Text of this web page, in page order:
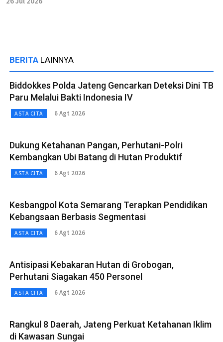
BERITA LAINNYA
Biddokkes Polda Jateng Gencarkan Deteksi Dini TB
Paru Melalui Bakti Indonesia IV
ASTA CITA 6 Agt 2026
Dukung Ketahanan Pangan, Perhutani-Polri
Kembangkan Ubi Batang di Hutan Produktif
ASTA CITA 6 Agt 2026
Kesbangpol Kota Semarang Terapkan Pendidikan
Kebangsaan Berbasis Segmentasi
ASTA CITA 6 Agt 2026
Antisipasi Kebakaran Hutan di Grobogan,
Perhutani Siagakan 450 Personel
ASTA CITA 6 Agt 2026
Rangkul 8 Daerah, Jateng Perkuat Ketahanan Iklim
di Kawasan Sungai